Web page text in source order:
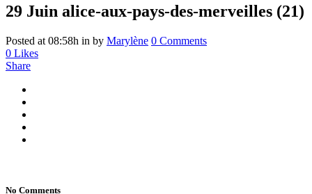
29 Juin alice-aux-pays-des-merveilles (21)
Posted at 08:58h in by Marylène 0 Comments
0 Likes
Share
No Comments